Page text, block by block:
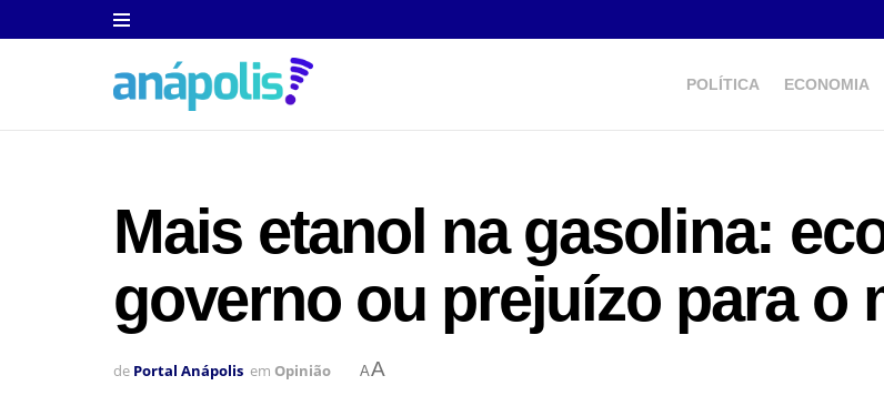
POLÍTICA ECONOMIA
Mais etanol na gasolina:
governo ou prejuízo para o
de Portal Anápolis em Opinião AA